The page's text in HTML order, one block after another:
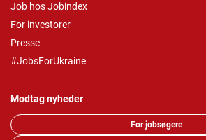
Job hos Jobindex
For investorer
Presse
#JobsForUkraine
Modtag nyheder
For jobsøgere